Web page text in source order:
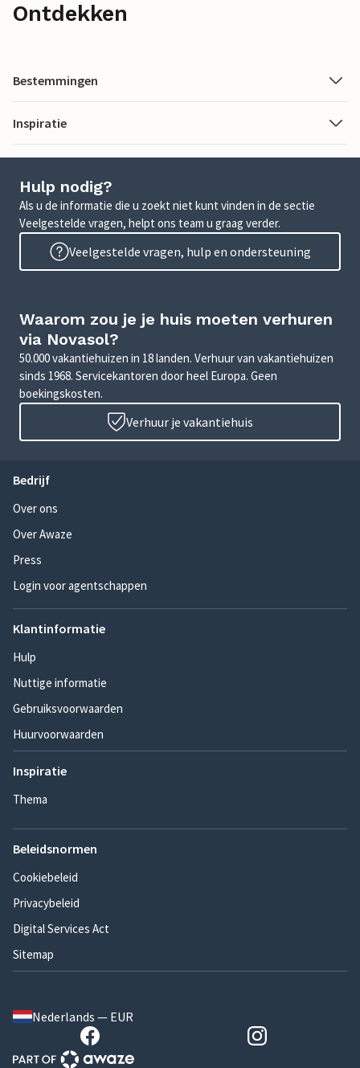
Ontdekken
Bestemmingen
Inspiratie
Hulp nodig?
Als u de informatie die u zoekt niet kunt vinden in de sectie
Veelgestelde vragen, helpt ons team u graag verder.
Veelgestelde vragen, hulp en ondersteuning
Waarom zou je je huis moeten verhuren
via Novasol?
50.000 vakantiehuizen in 18 landen. Verhuur van vakantiehuizen
sinds 1968. Servicekantoren door heel Europa. Geen
boekingskosten.
Verhuur je vakantiehuis
Bedrijf
Over ons
Over Awaze
Press
Login voor agentschappen
Klantinformatie
Hulp
Nuttige informatie
Gebruiksvoorwaarden
Huurvoorwaarden
Inspiratie
Thema
Beleidsnormen
Cookiebeleid
Privacybeleid
Digital Services Act
Sitemap
Nederlands — EUR